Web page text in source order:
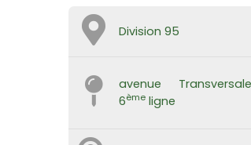
Division 95
avenue
6ème ligne